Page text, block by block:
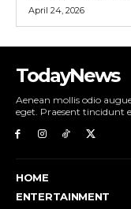
April 24, 2026
TodayNews
Aenean mollis odio
eget. Praesent tincidunt
HOME
ENTERTAINMENT